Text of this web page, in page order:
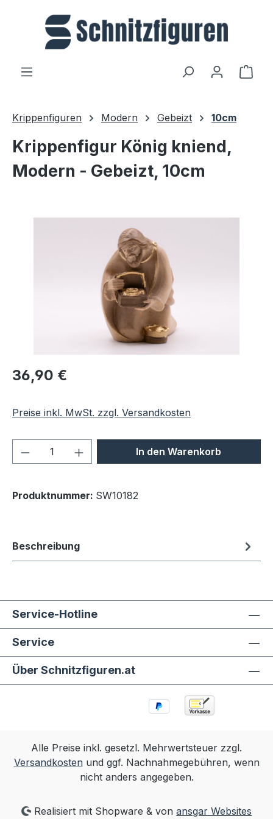
Zum Hauptinhalt springen
Krippenfiguren Modern Gebeizt 10cm
Krippenfigur König kniend,
Modern - Gebeizt, 10cm
Regulärer Preis:
36,90 €
Preise inkl. MwSt. zzgl. Versandkosten
Produkt Anzahl: Gib denIn den Warenkorb
Produktnummer: SW10182
Beschreibung
Service-Hotline
Service
Über Schnitzfiguren.at
Alle Preise inkl. gesetzl. Mehrwertsteuer zzgl.
Versandkostenund ggf. Nachnahmegebühren, wenn
nicht anders angegeben.
Realisiert mit Shopware & vonansgar Websites